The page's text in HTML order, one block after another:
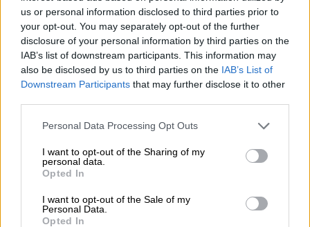
us or personal information disclosed to third parties prior to
your opt-out. You may separately opt-out of the further
disclosure of your personal information by third parties on the
IAB’s list of downstream participants. This information may
also be disclosed by us to third parties on the IAB’s List of
Downstream Participants that may further disclose it to other
Personal Data Processing Opt Outs
I want to opt-out of the Sharing of my
personal data.
Opted In
I want to opt-out of the Sale of my
Personal Data.
Opted In
Η νέα εποχή στην εκπαίδευση των ασφαλιστικών
διαμεσολαβητών
ΠΕΡΙΣΣΟΤΕΡΑ